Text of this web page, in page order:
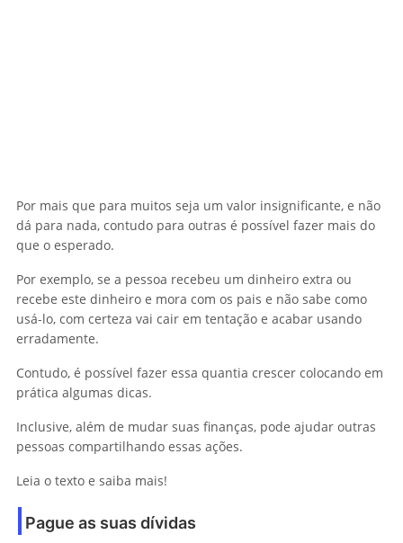
Por mais que para muitos seja um valor insignificante, e não
dá para nada, contudo para outras é possível fazer mais do
que o esperado.
Por exemplo, se a pessoa recebeu um dinheiro extra ou
recebe este dinheiro e mora com os pais e não sabe como
usá-lo, com certeza vai cair em tentação e acabar usando
erradamente.
Contudo, é possível fazer essa quantia crescer colocando em
prática algumas dicas.
Inclusive, além de mudar suas finanças, pode ajudar outras
pessoas compartilhando essas ações.
Leia o texto e saiba mais!
Pague as suas dívidas